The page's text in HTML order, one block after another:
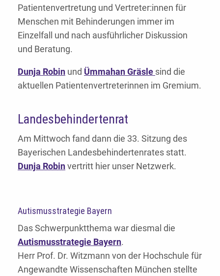
Patientenvertretung und Vertreter:innen für
Menschen mit Behinderungen immer im
Einzelfall und nach ausführlicher Diskussion
und Beratung.
Dunja Robin und Ümmahan Gräsle sind die
aktuellen Patientenvertreterinnen im Gremium.
Landesbehindertenrat
Am Mittwoch fand dann die 33. Sitzung des
Bayerischen Landesbehindertenrates statt.
Dunja Robinvertritt hier unser Netzwerk.
Autismusstrategie Bayern
Das Schwerpunktthema war diesmal die
Autismusstrategie Bayern.
Herr Prof. Dr. Witzmann von der Hochschule für
Angewandte Wissenschaften München stellte